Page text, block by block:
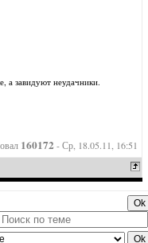
а завидуют неудачники.
160172-Ср, 18.05.11, 16:51